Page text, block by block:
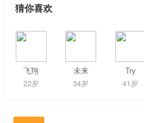
猜你喜欢
飞翔
22岁
未来
34岁
Try
41岁